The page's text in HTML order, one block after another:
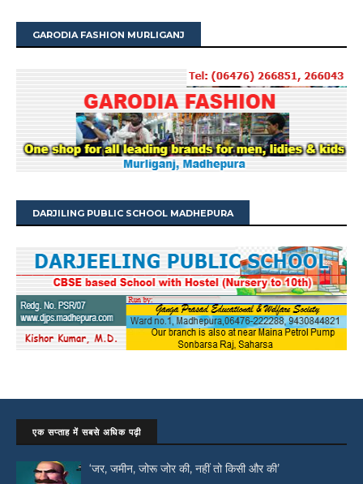
GARODIA FASHION MURLIGANJ
DARJILING PUBLIC SCHOOL MADHEPURA
एक सप्ताह में सबसे अधिक पढ़ी
‘जर, जमीन, जोरू जोर की, नहीं तो किसी और की’